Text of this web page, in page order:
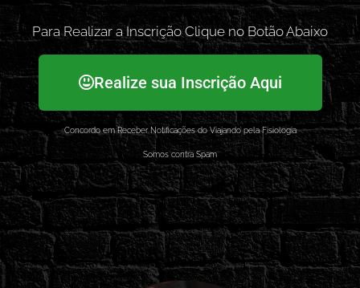
Para Realizar a Inscrição Clique no Botão Abaixo
Realize sua Inscrição Aqui
Concordo em Receber Notificações do Viajando pela Fisiologia
Somos contra Spam